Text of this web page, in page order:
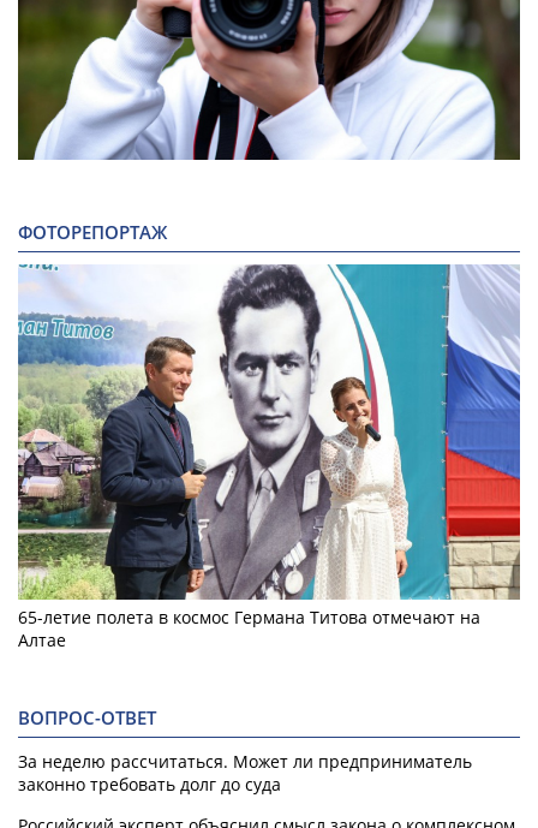
ФОТОРЕПОРТАЖ
65-летие полета в космос Германа Титова отмечают на
Алтае
ВОПРОС-ОТВЕТ
За неделю рассчитаться. Может ли предприниматель
законно требовать долг до суда